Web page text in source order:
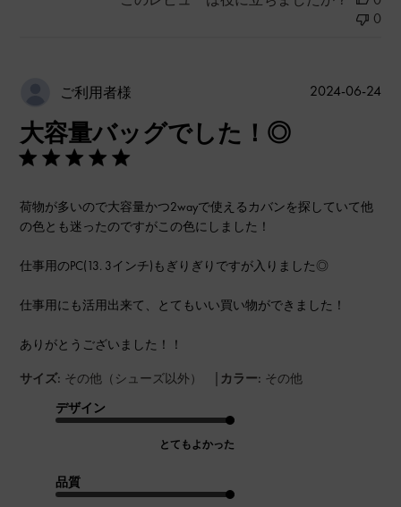
0
ご利用者様
大容量バッグでした！◎
荷物が多いので大容量かつ2wayで使えるカバンを探していて他
の色とも迷ったのですがこの色にしました！
仕事用のPC(13. 3インチ)もぎりぎりですが入りました◎
仕事用にも活用出来て、とてもいい買い物ができました！
ありがとうございました！！
サイズ: その他（シューズ以外） | カラー: その他
デザイン
とてもよかった
品質
公
2024-06-24